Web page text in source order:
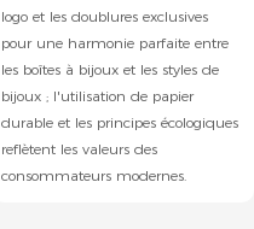
logo et les doublures exclusives
pour une harmonie parfaite entre
les boîtes à bijoux et les styles de
bijoux ; l'utilisation de papier
durable et les principes écologiques
reflètent les valeurs des
consommateurs modernes.